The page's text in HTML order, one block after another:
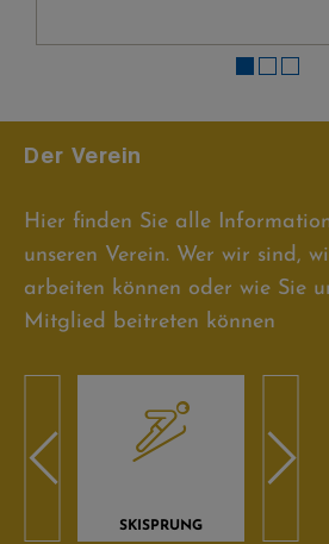
Der Verein
Hier finden Sie alle
unseren Verein. Wer wir sind,
arbeiten können oder wie Sie
Mitglied beitreten können
SKISPRUNG